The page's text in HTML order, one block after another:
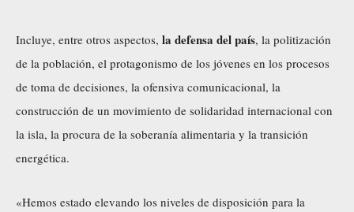
Incluye, entre otros aspectos, la defensa del país, la politización
de la población, el protagonismo de los jóvenes en los procesos
de toma de decisiones, la ofensiva comunicacional, la
construcción de un movimiento de solidaridad internacional con
la isla, la procura de la soberanía alimentaria y la transición
energética.
«Hemos estado elevando los niveles de disposición para la